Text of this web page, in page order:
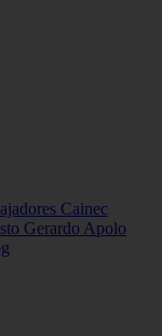
Cainec
Gerardo Apolo